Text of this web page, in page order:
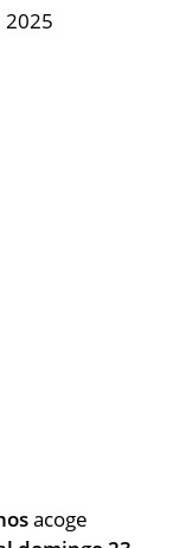
2025
acoge